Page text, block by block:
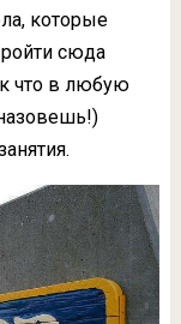
которые
сюда
что в любую